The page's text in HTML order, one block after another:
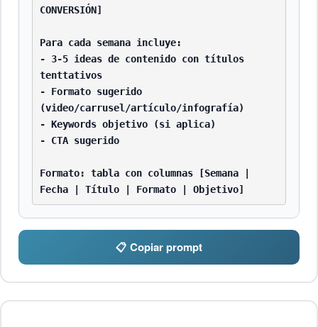
CONVERSIÓN]
Para cada semana incluye:
- 3-5 ideas de contenido con títulos
tenttativos
- Formato sugerido
(video/carrusel/artículo/infografía)
- Keywords objetivo (si aplica)
- CTA sugerido
Formato: tabla con columnas [Semana |
Fecha | Título | Formato | Objetivo]
📋 Copiar prompt